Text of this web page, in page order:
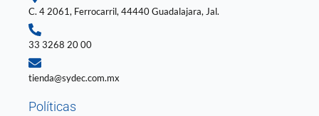
C. 4 2061, Ferrocarril, 44440 Guadalajara, Jal.
33 3268 20 00
tienda@sydec.com.mx
Políticas